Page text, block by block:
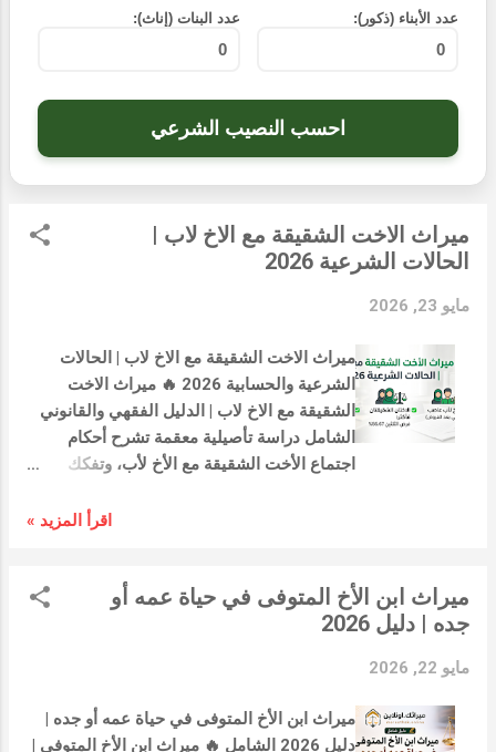
عدد الأبناء (ذكور): عدد البنات (إناث):
احسب النصيب الشرعي
ميراث الاخت الشقيقة مع الاخ لاب |
الحالات الشرعية 2026
مايو 23, 2026
ميراث الاخت الشقيقة مع الاخ لاب | الحالات
الشرعية والحسابية 2026 🔥 ميراث الاخت
الشقيقة مع الاخ لاب | الدليل الفقهي والقانوني
الشامل دراسة تأصيلية معقمة تشرح أحكام
اجتماع الأخت الشقيقة مع الأخ لأب، وتفكك
لقانون الأحوال الشخصية لعام 2026 تعتبر
الإسلامي وقوانين المواريث العربية. يثور
التساؤل بكثرة في عائلات التعدد (عندما يكون
الشقيقة مع الأخ لأب. تقع الكثير من الأسر في
خطأ شائع بظنهم أن الأخ لأب يعصب الأخت
اقرأ المزيد »
ميراث ابن الأخ المتوفى في حياة عمه أو
جده | دليل 2026
مايو 22, 2026
ميراث ابن الأخ المتوفى في حياة عمه أو جده |
دليل 2026 الشامل 🔥 ميراث ابن الأخ المتوفى |